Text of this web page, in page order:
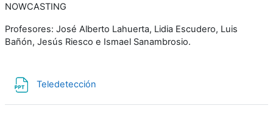
NOWCASTING
Profesores: José Alberto Lahuerta, Lidia Escudero, Luis
Bañón, Jesús Riesco e Ismael Sanambrosio.
Teledetección